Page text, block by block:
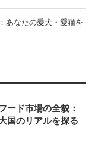
あなたの愛犬・愛猫を
ード市場の全貌：
国のリアルを探る